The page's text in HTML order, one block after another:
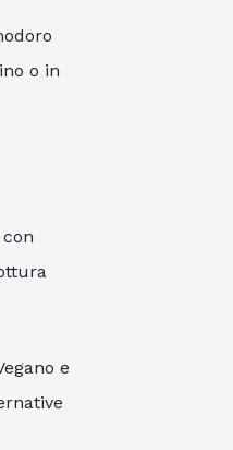
o in
e